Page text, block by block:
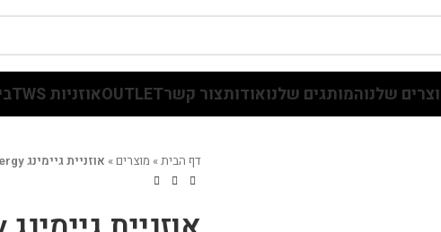
שלנוהמותגים שלנואודותצור קשרOUTLETאוזניות TWS
דף הבית» מוצרים» אוזניית גיימינג GM200 Energy